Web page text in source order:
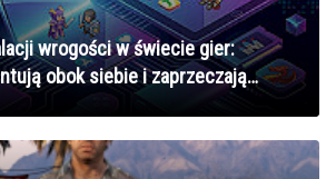
wrogości w świecie gier:
obok siebie i zaprzeczają